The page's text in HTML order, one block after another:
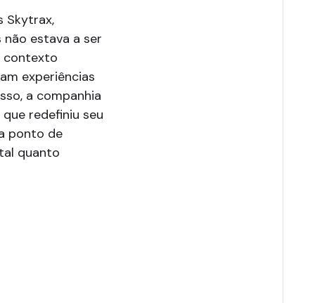
Skytrax,
estava a ser
contexto
experiências
a companhia
redefiniu seu
ponto de
quanto